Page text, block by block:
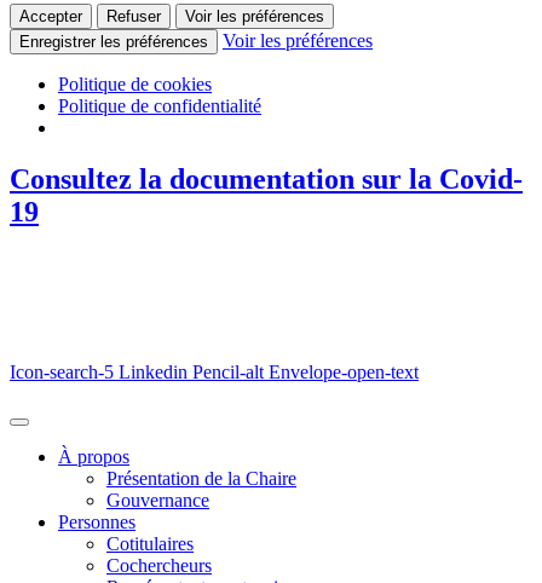
Accepter Refuser
Voir les préférences
Enregistrer les préférences
Voir les préférences
Politique de cookies
Politique de confidentialité
Consultez la documentation sur la Covid-
19
Icon-search-5 Linkedin Pencil-alt Envelope-open-text
À propos
Présentation de la Chaire
Gouvernance
Personnes
Cotitulaires
Cochercheurs